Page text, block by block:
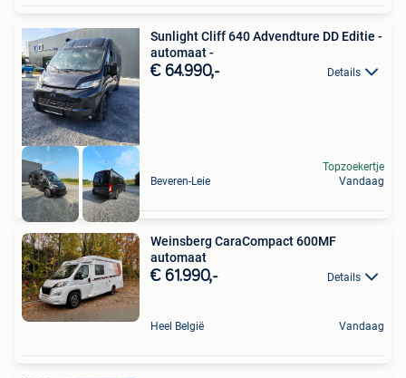
Sunlight Cliff 640 Advendture DD Editie -
automaat -
€ 64.990,- Details
Beveren-Leie
Topzoekertje
Vandaag
Weinsberg CaraCompact 600MF
automaat
€ 61.990,- Details
Heel België Vandaag